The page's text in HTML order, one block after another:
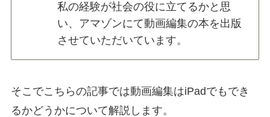
私の経験が社会の役に立てるかと思
い、アマゾンにて動画編集の本を出版
させていただいています。
そこでこちらの記事では動画編集はiPadでもでき
るかどうかについて解説します。